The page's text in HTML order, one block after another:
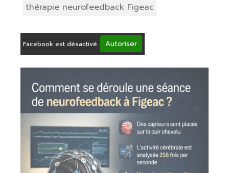
thérapie neurofeedback Figeac
Facebook est désactivé. Autoriser